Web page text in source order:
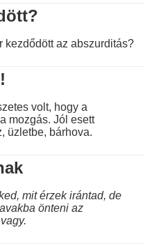
kezdődött az abszurditás?
volt, hogy a
mozgás. Jól esett
üzletbe, bárhova.
mit érzek irántad, de
önteni az